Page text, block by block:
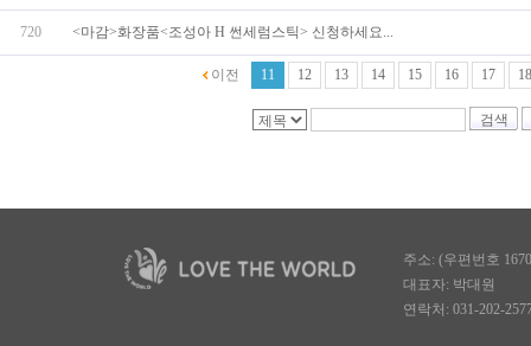
720 <마감>화장품<조성아 H 썬세럼스틱> 신청하세요...
이전 11 12 13 14 15 16 17 18
검색
주소: (우편번호
대표자: 박대원
연락처: 031-202-